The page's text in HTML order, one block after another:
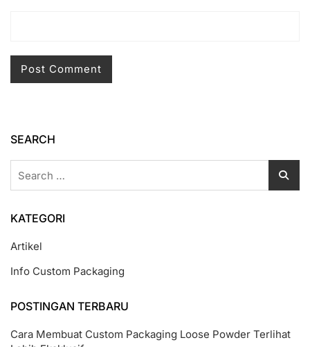
SEARCH
KATEGORI
Artikel
Info Custom Packaging
POSTINGAN TERBARU
Cara Membuat Custom Packaging Loose Powder Terlihat